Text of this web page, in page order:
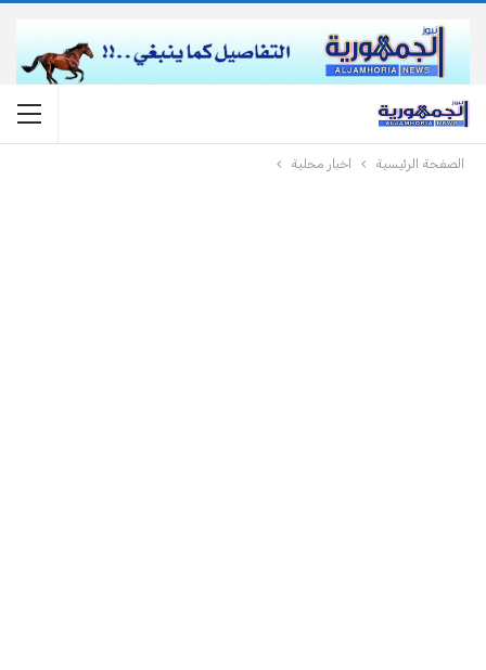
الصفحة الرئيسية اخبار محلية